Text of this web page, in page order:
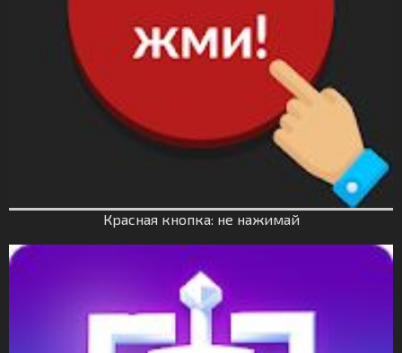
Красная кнопка: не нажимай